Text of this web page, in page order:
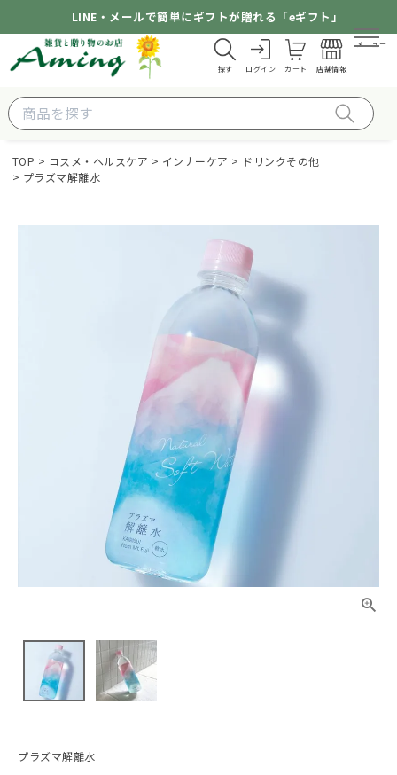
LINE・メールで簡単にギフトが贈れる「eギフト」
探す ログイン カート 店舗情報
メニュー
TOP コスメ・ヘルスケア インナーケア
ドリンクその他
プラズマ解離水
プラズマ解離水